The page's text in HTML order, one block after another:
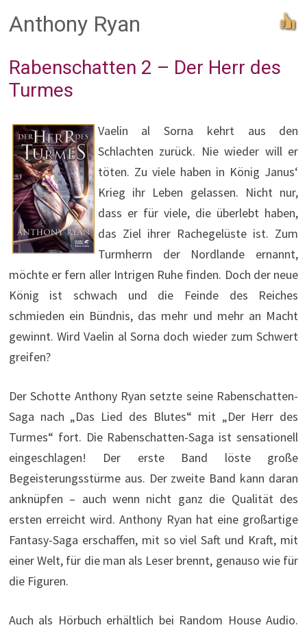
Anthony Ryan
Rabenschatten 2 – Der Herr des
Turmes
Vaelin al Sorna kehrt aus den
Schlachten zurück. Nie wieder will er
töten. Zu viele haben in König Janus‘
Krieg ihr Leben gelassen. Nicht nur,
dass er für viele, die überlebt haben,
das Ziel ihrer Rachegelüste ist. Zum
Turmherrn der Nordlande ernannt,
möchte er fern aller Intrigen Ruhe finden. Doch der neue
König ist schwach und die Feinde des Reiches
schmieden ein Bündnis, das mehr und mehr an Macht
gewinnt. Wird Vaelin al Sorna doch wieder zum Schwert
greifen?
Der Schotte Anthony Ryan setzte seine Rabenschatten-
Saga nach „Das Lied des Blutes“ mit „Der Herr des
Turmes“ fort. Die Rabenschatten-Saga ist sensationell
eingeschlagen! Der erste Band löste große
Begeisterungsstürme aus. Der zweite Band kann daran
anknüpfen – auch wenn nicht ganz die Qualität des
ersten erreicht wird. Anthony Ryan hat eine großartige
Fantasy-Saga erschaffen, mit so viel Saft und Kraft, mit
einer Welt, für die man als Leser brennt, genauso wie für
die Figuren.
Auch als Hörbuch erhältlich bei Random House Audio.